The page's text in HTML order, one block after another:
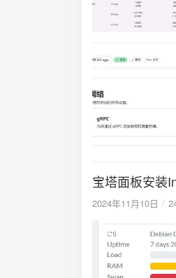
宝塔面板安装
2024年11月10日